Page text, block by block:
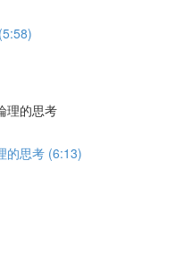
理的思考
的思考 (6:13)